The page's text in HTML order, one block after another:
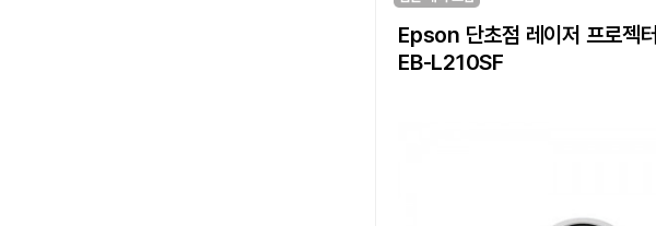
Epson 단초점 레이저 프로젝터
EB-L210SF